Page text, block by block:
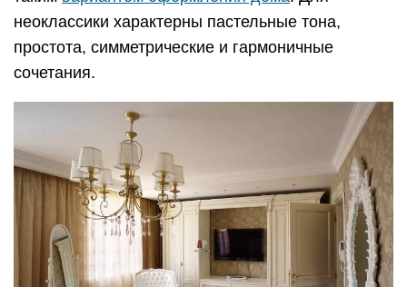
неоклассики характерны пастельные тона,
простота, симметрические и гармоничные
сочетания.